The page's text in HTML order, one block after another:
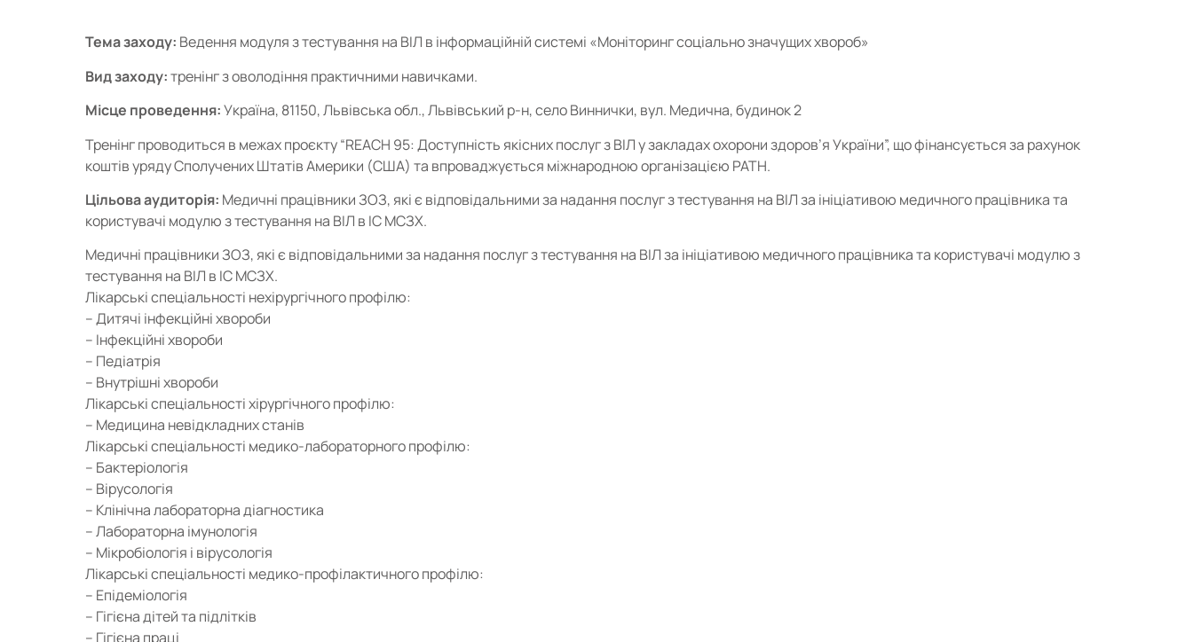
Тема заходу: Ведення модуля з тестування на ВІЛ в інформаційній системі «Моніторинг соціально значущих хвороб»
Вид заходу:тренінг з оволодіння практичними навичками.
Місце проведення:Україна, 81150, Львівська обл., Львівський р-н, село Виннички, вул. Медична, будинок 2
Тренінг проводиться в межах проєкту “REACH 95: Доступність якісних послуг з ВІЛ у закладах охорони здоров’я України”, що фінансується за рахунок
коштів уряду Сполучених Штатів Америки (США) та впроваджується міжнародною організацією PATH.
Цільова аудиторія: Медичні працівники ЗОЗ, які є відповідальними за надання послуг з тестування на ВІЛ за ініціативою медичного працівника та
користувачі модулю з тестування на ВІЛ в ІС МСЗХ.
Медичні працівники ЗОЗ, які є відповідальними за надання послуг з тестування на ВІЛ за ініціативою медичного працівника та користувачі модулю з
тестування на ВІЛ в ІС МСЗХ.
Лікарські спеціальності нехірургічного профілю:
– Дитячі інфекційні хвороби
– Інфекційні хвороби
– Педіатрія
– Внутрішні хвороби
Лікарські спеціальності хірургічного профілю:
– Медицина невідкладних станів
Лікарські спеціальності медико-лабораторного профілю:
– Бактеріологія
– Вірусологія
– Клінічна лабораторна діагностика
– Лабораторна імунологія
– Мікробіологія і вірусологія
Лікарські спеціальності медико-профілактичного профілю:
– Епідеміологія
– Гігієна дітей та підлітків
– Гігієна праці